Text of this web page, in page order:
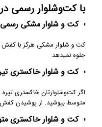
با کت‌وشلوار رسمی
کت و شلوار مشکی رسمی
کت و شلوار مشکی هرگز با کفش
جلوه نمیدهد
کت و شلوار خاکستری
اگر کت‌وشلوارتان خاکستری
متوسط بپوشید. از پوشیدن
کت و شلوار خاکستری